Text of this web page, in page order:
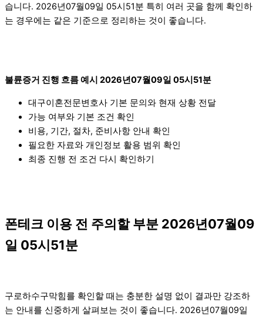
습니다. 2026년07월09일 05시51분 특히 여러 곳을 함께 확인하
는 경우에는 같은 기준으로 정리하는 것이 좋습니다.
불륜증거 진행 흐름 예시 2026년07월09일 05시51분
대구이혼전문변호사 기본 문의와 현재 상황 전달
가능 여부와 기본 조건 확인
비용, 기간, 절차, 준비사항 안내 확인
필요한 자료와 개인정보 활용 범위 확인
최종 진행 전 조건 다시 확인하기
폰테크 이용 전 주의할 부분 2026년07월09
일 05시51분
구로하수구막힘를 확인할 때는 충분한 설명 없이 결과만 강조하
는 안내를 신중하게 살펴보는 것이 좋습니다. 2026년07월09일